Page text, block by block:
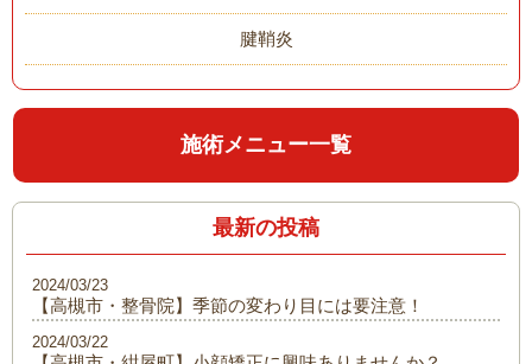
腱鞘炎
施術メニュー一覧
最新の投稿
【高槻市・整骨院】季節の変わり目には要注意！
2024/03/23
2024/03/22